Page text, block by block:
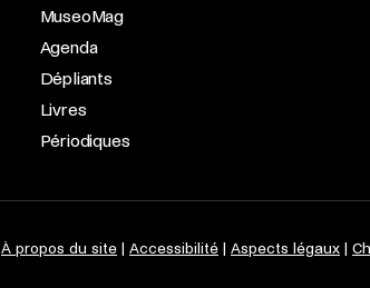
MuseoMag
Agenda
Dépliants
Livres
Périodiques
À propos du site Accessibilité Aspects légaux